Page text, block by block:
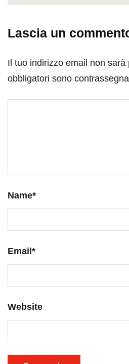
Lascia un
Il tuo indirizzo email non sarà
obbligatori sono
Name*
Email*
Website